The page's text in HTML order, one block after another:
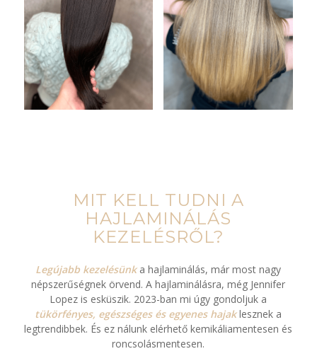
MIT KELL TUDNI A
HAJLAMINÁLÁS
KEZELÉSRŐL?
Legújabb kezelésünka hajlaminálás, már most nagy
népszerűségnek örvend. A hajlaminálásra, még Jennifer
Lopez is esküszik. 2023-ban mi úgy gondoljuk a
tükörfényes, egészséges és egyenes hajaklesznek a
legtrendibbek. És ez nálunk elérhető kemikáliamentesen és
roncsolásmentesen.